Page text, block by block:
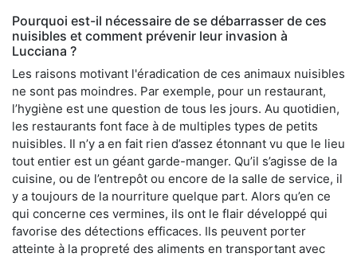
Pourquoi est-il nécessaire de se débarrasser de ces
nuisibles et comment prévenir leur invasion à
Lucciana ?
Les raisons motivant l'éradication de ces animaux nuisibles
ne sont pas moindres. Par exemple, pour un restaurant,
l’hygiène est une question de tous les jours. Au quotidien,
les restaurants font face à de multiples types de petits
nuisibles. Il n’y a en fait rien d’assez étonnant vu que le lieu
tout entier est un géant garde-manger. Qu’il s’agisse de la
cuisine, ou de l’entrepôt ou encore de la salle de service, il
y a toujours de la nourriture quelque part. Alors qu’en ce
qui concerne ces vermines, ils ont le flair développé qui
favorise des détections efficaces. Ils peuvent porter
atteinte à la propreté des aliments en transportant avec